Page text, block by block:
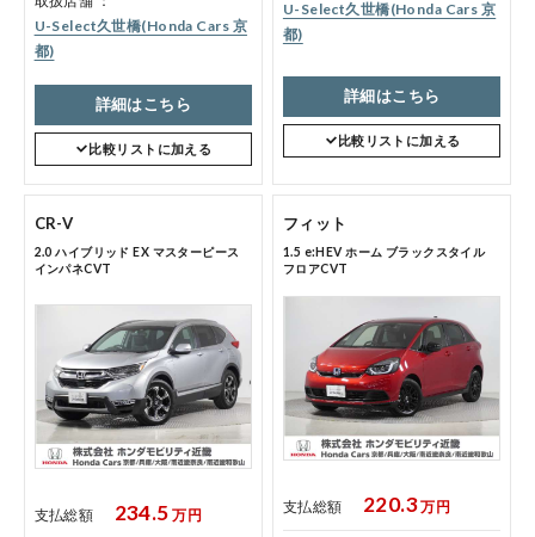
点検・整備のご予約
各店舗へのお問い合わせ
U-Select久世橋(Honda Cars 京
都)
詳細はこちら
比較リストに加える
U-Select久世橋(Honda Cars 京
都)
詳細はこちら
比較リストに加える
CR-V
2.0 ハイブリッド EX マスターピース
インパネCVT
支払総額 234.5 万円
フィット
1.5 e:HEV ホーム ブラックスタイル
フロアCVT
支払総額 220.3万円